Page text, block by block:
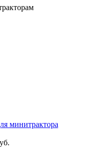
минитрактора